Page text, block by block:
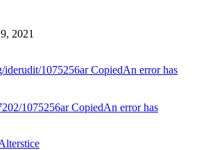
2021
iderudit/1075256arCopiedAn error has
1075256arCopiedAn error has